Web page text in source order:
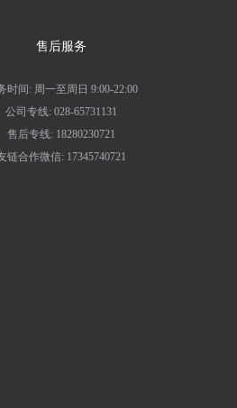
售后服务
时间: 周一至周日 9:00-22:00
公司专线: 028-65731131
售后专线: 18280230721
链合作微信: 17345740721